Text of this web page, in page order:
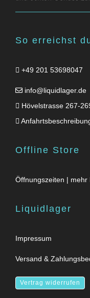
So erreichst
+49 201 53698047
info@liquidlager.de
Hövelstrasse 267-
Offline Store
Öffnungszeiten | mehr
Liquidlager
Impressum
Versand &
Vertrag widerrufen